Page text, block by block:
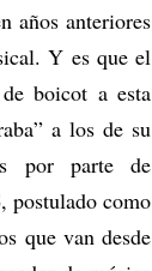
años anteriores
Y es que el
boicot a esta
a los de su
por parte de
, postulado como
que van desde